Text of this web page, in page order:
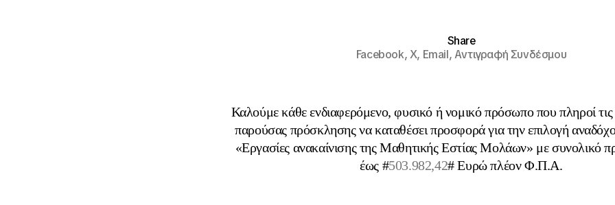
Share
Facebook,X, Email,Αντιγραφή Συνδέσμου
Καλούμε κάθε ενδιαφερόμενο, φυσικό ή νομικό πρόσωπο που πληροί τις
παρούσας πρόσκλησης να καταθέσει προσφορά για την επιλογή
«Εργασίες ανακαίνισης της Μαθητικής Εστίας Μολάων» με συνολικό
έως #503.982,42# Ευρώ πλέον Φ.Π.Α.